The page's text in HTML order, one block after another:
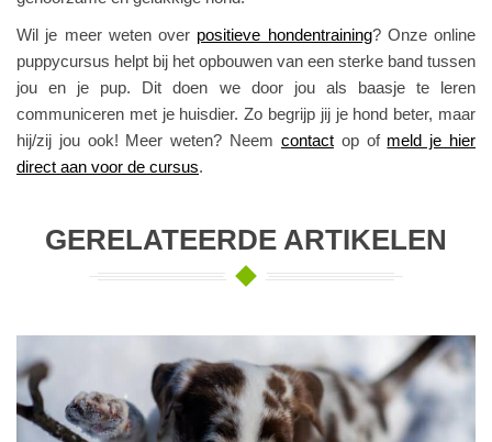
Wil je meer weten over positieve hondentraining? Onze online
puppycursus helpt bij het opbouwen van een sterke band tussen
jou en je pup. Dit doen we door jou als baasje te leren
communiceren met je huisdier. Zo begrijp jij je hond beter, maar
hij/zij jou ook! Meer weten? Neem contactop of meld je hier
direct aan voor de cursus.
GERELATEERDE ARTIKELEN